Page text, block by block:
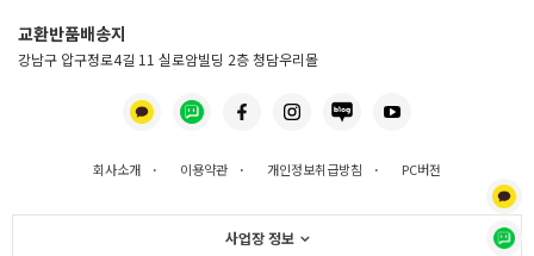
교환반품배송지
강남구 압구정로4길 11 실로암빌딩 2층 청담우리몰
회사소개 · 이용약관 · 개인정보취급방침 · PC버전
사업장 정보